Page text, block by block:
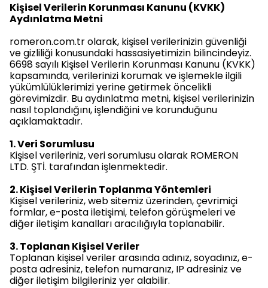
Kişisel Verilerin Korunması Kanunu (KVKK)
Aydınlatma Metni
romeron.com.tr olarak, kişisel verilerinizin güvenliği
ve gizliliği konusundaki hassasiyetimizin bilincindeyiz.
6698 sayılı Kişisel Verilerin Korunması Kanunu (KVKK)
kapsamında, verilerinizi korumak ve işlemekle ilgili
yükümlülüklerimizi yerine getirmek öncelikli
görevimizdir. Bu aydınlatma metni, kişisel verilerinizin
nasıl toplandığını, işlendiğini ve korunduğunu
açıklamaktadır.
1. Veri Sorumlusu
Kişisel verileriniz, veri sorumlusu olarak ROMERON
LTD. ŞTİ. tarafından işlenmektedir.
2. Kişisel Verilerin Toplanma Yöntemleri
Kişisel verileriniz, web sitemiz üzerinden, çevrimiçi
formlar, e-posta iletişimi, telefon görüşmeleri ve
diğer iletişim kanalları aracılığıyla toplanabilir.
3. Toplanan Kişisel Veriler
Toplanan kişisel veriler arasında adınız, soyadınız, e-
posta adresiniz, telefon numaranız, IP adresiniz ve
diğer iletişim bilgileriniz yer alabilir.